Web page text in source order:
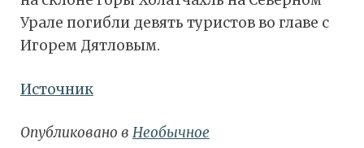
Урале погибли девять туристов во главе с
Игорем Дятловым.
Источник
Опубликовано в Необычное